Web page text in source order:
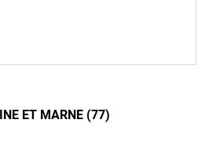
ET MARNE (77)